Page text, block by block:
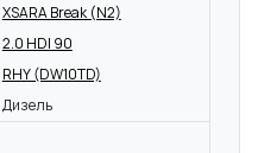
XSARA Break (N2)
2.0 HDI 90
RHY (DW10TD)
Дизель